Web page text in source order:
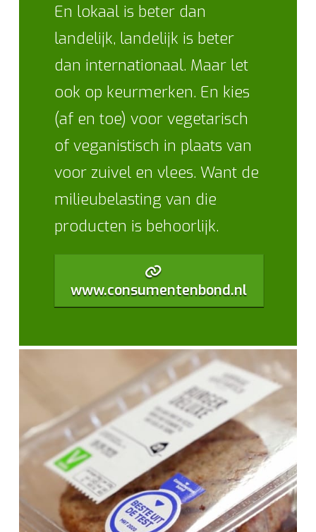
En lokaal is beter dan
landelijk, landelijk is beter
dan internationaal. Maar let
ook op keurmerken. En kies
(af en toe) voor vegetarisch
of veganistisch in plaats van
voor zuivel en vlees. Want de
milieubelasting van die
producten is behoorlijk.
www.consumentenbond.nl